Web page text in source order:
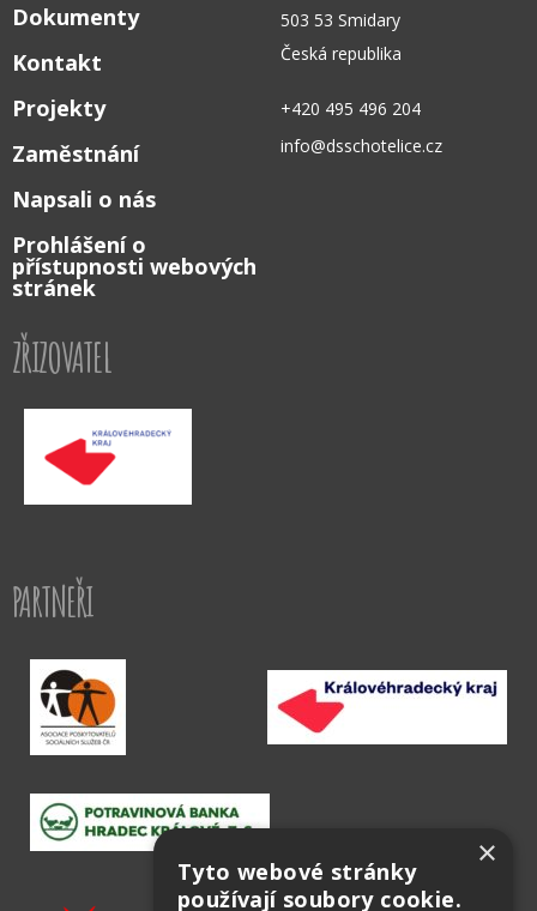
Dokumenty
Kontakt
Projekty
Zaměstnání
Napsali o nás
Prohlášení o
přístupnosti webových
stránek
503 53 Smidary
Česká republika
+420 495 496 204
info@dsschotelice.cz
ZŘIZOVATEL
PARTNEŘI
×
Tyto webové stránky
používají soubory cookie.